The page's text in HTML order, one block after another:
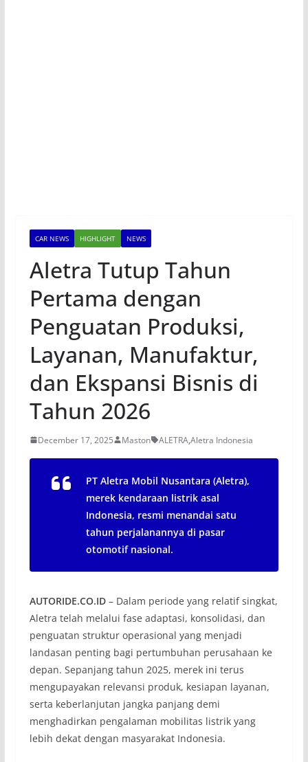
CAR NEWS HIGHLIGHT NEWS
Aletra Tutup Tahun
Pertama dengan
Penguatan Produksi,
Layanan, Manufaktur,
dan Ekspansi Bisnis di
Tahun 2026
December 17, 2025 Maston ALETRA,Aletra Indonesia
PT Aletra Mobil Nusantara (Aletra),
merek kendaraan listrik asal
Indonesia, resmi menandai satu
tahun perjalanannya di pasar
otomotif nasional.
AUTORIDE.CO.ID– Dalam periode yang relatif singkat,
Aletra telah melalui fase adaptasi, konsolidasi, dan
penguatan struktur operasional yang menjadi
landasan penting bagi pertumbuhan perusahaan ke
depan. Sepanjang tahun 2025, merek ini terus
mengupayakan relevansi produk, kesiapan layanan,
serta keberlanjutan jangka panjang demi
menghadirkan pengalaman mobilitas listrik yang
lebih dekat dengan masyarakat Indonesia.